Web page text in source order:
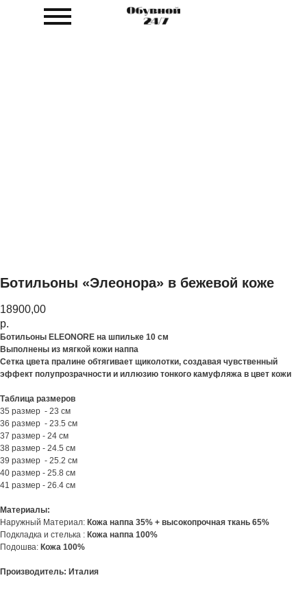
Ботильоны «Элеонора» в бежевой коже
18900,00
р.
Ботильоны ELEONORE на шпильке 10 см
Выполнены из мягкой кожи наппа
Сетка цвета пралине обтягивает щиколотки, создавая чувственный
эффект полупрозрачности и иллюзию тонкого камуфляжа в цвет кожи
Таблица размеров
35 размер - 23 см
36 размер - 23.5 см
37 размер - 24 см
38 размер - 24.5 см
39 размер - 25.2 см
40 размер - 25.8 см
41 размер - 26.4 см
Материалы:
Наружный Материал: Кожа наппа 35% + высокопрочная ткань 65%
Подкладка и стелька : Кожа наппа 100%
Подошва: Кожа 100%
Производитель: Италия